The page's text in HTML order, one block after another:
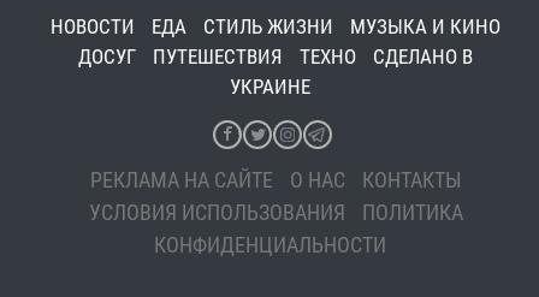
НОВОСТИ ЕДА СТИЛЬ ЖИЗНИ
МУЗЫКА И КИНО
ДОСУГ
ПУТЕШЕСТВИЯ ТЕХНО
СДЕЛАНО В
УКРАИНЕ
РЕКЛАМА НА САЙТЕ О НАС
КОНТАКТЫ
УСЛОВИЯ ИСПОЛЬЗОВАНИЯ
ПОЛИТИКА
КОНФИДЕНЦИАЛЬНОСТИ